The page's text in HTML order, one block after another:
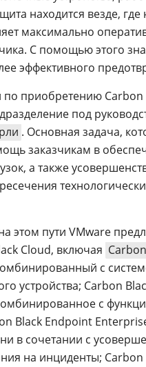
находится везде,
максимально
С помощью этого
эффективного
приобретению Carbon
под
. Основная задача,
заказчикам в
а также
этом пути VMware
Cloud, включая
с
устройства; Carbon
с
Black Endpoint
в сочетании с
на инциденты;